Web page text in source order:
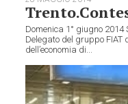
Domenica 1° giugno
Delegato del gruppo FIAT
dell’economia di...